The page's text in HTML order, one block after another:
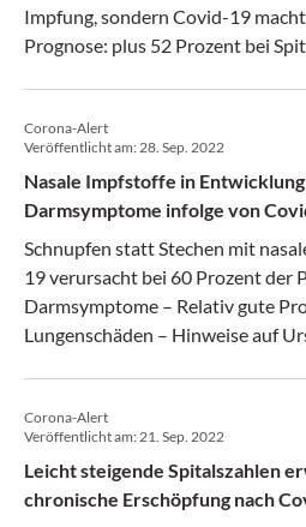
Impfung, sondern Covid-19
Prognose: plus 52 Prozent bei
systematisch auf
Corona-Alert
Veröffentlicht am:28. Sep. 2022
Nasale Impfstoffe in
Darmsymptome infolge von
Schnupfen statt Stechen mit
19 verursacht bei 60 Prozent der
Darmsymptome – Relativ gute
Lungenschäden – Hinweise auf
Scheitern von weiterem
Corona-Alert
Veröffentlicht am:21. Sep. 2022
Leicht steigende Spitalszahlen
chronische Erschöpfung nach